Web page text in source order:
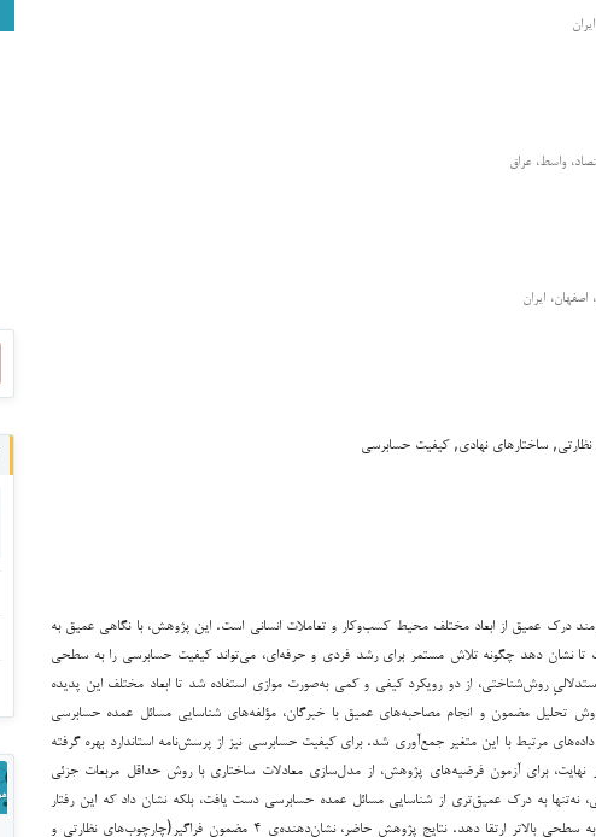
واسط، عراق
ایران
ساختارهای نهادی, کیفیت حسابرسی
درک عمیق از ابعاد مختلف محیط کسب‌وکار و تعاملات انسانی است. این پژوهش، با نگاهی عمیق به
نشان دهد چگونه تلاش مستمر برای رشد فردی و حرفه‌ای، می‌تواند کیفیت حسابرسی را به سطحی
استدلالیِ روش‌شناختی، از دو رویکرد کیفی و کمی به‌صورت موازی استفاده شد تا ابعاد مختلف این پدیده
تحلیل مضمون و انجام مصاحبه‌های عمیق با خبرگان، مؤلفه‌های شناسایی مسائل عمده حسابرسی
مرتبط با این متغیر جمع‌آوری شد. برای کیفیت حسابرسی نیز از پرسش‌نامه‌ استاندارد بهره گرفته
نهایت، برای آزمون فرضیه‌های پژوهش، از مدل‌سازی معادلات ساختاری با روش حداقل مربعات جزئی
به درک عمیق‌تری از شناسایی مسائل عمده حسابرسی دست یافت، بلکه نشان داد که این رفتار
چگونه می‌تواند به‌عنوان عاملی کلیدی، کیفیت حسابرسی را به سطحی بالاتر ارتقا دهد. نتایج پژوهش حاضر، نشان‌دهنده‌ی ۴ مضمون فراگیر(چارچوب‌های نظارتی و